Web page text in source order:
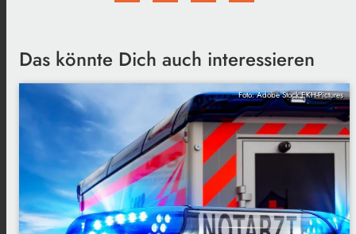
Das könnte Dich auch interessieren
Foto: Adobe Stock EKH-Pictures